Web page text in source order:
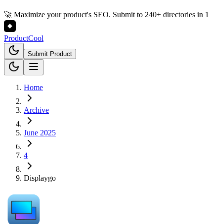
🚀 Maximize your product's SEO. Submit to 240+ directories in
ProductCool
Submit Product
Home
Archive
June 2025
4
Displaygo